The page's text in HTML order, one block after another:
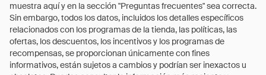
muestra aquí y en la sección "Preguntas frecuentes" sea correcta.
Sin embargo, todos los datos, incluidos los detalles específicos
relacionados con los programas de la tienda, las políticas, las
ofertas, los descuentos, los incentivos y los programas de
recompensas, se proporcionan únicamente con fines
informativos, están sujetos a cambios y podrían ser inexactos u